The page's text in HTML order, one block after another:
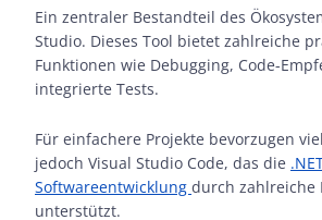
Ein zentraler Bestandteil des
Studio. Dieses Tool bietet zahlreiche
Funktionen wie Debugging, Code-
integrierte Tests.
Für einfachere Projekte bevorzugen
jedoch Visual Studio Code, das die
Softwareentwicklung durch zahlreiche
unterstützt.